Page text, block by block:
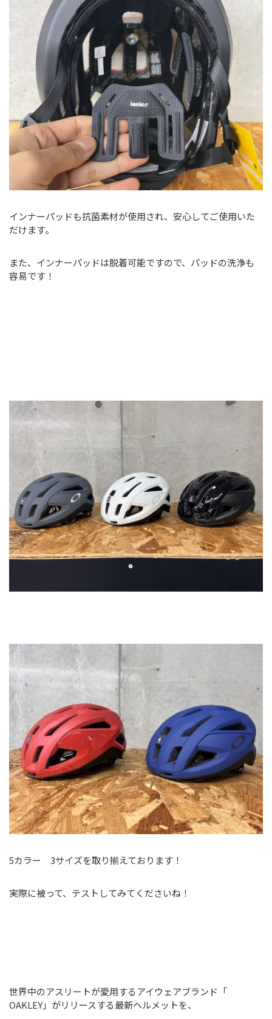
インナーパッドも抗菌素材が使用され、安心してご使用いた
だけます。
また、インナーパッドは脱着可能ですので、パッドの洗浄も
容易です！
5カラー 3サイズを取り揃えております！
実際に被って、テストしてみてくださいね！
世界中のアスリートが愛用するアイウェアブランド「
OAKLEY」がリリースする最新ヘルメットを、